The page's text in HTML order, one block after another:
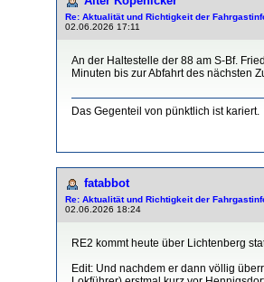
Re: Aktualität und Richtigkeit der
02.06.2026 17:11
An der Haltestelle der 88 am S-Bf.
Minuten bis zur Abfahrt des nächsten
Das Gegenteil von pünktlich ist kariert.
fatabbot
Re: Aktualität und Richtigkeit der
02.06.2026 18:24
RE2 kommt heute über Lichtenberg
Edit: Und nachdem er dann völlig